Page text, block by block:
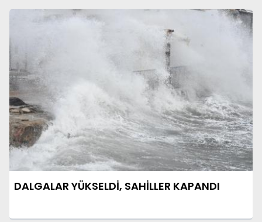
DALGALAR YÜKSELDİ, SAHİLLER KAPANDI